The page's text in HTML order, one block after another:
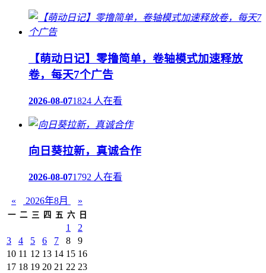
【萌动日记】零撸简单，卷轴模式加速释放
卷，每天7个广告
2026-08-071824 人在看
向日葵拉新，真诚合作
2026-08-071792 人在看
« 2026年8月 »
一 二 三 四 五 六 日
1
2
3
4 5 6 7 8
9
10 11 12 13 14 15 16
17 18 19 20 21 22 23